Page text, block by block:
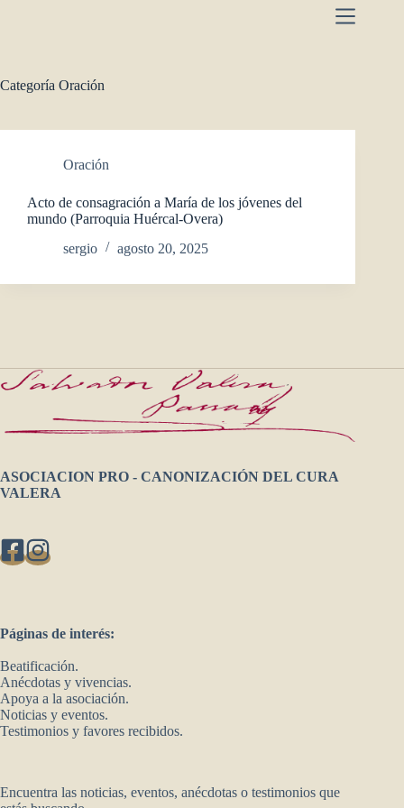
Categoría Oración
Oración
Acto de consagración a María de los jóvenes del
mundo (Parroquia Huércal-Overa)
sergio
agosto 20, 2025
ASOCIACION PRO - CANONIZACIÓN DEL CURA
VALERA
Páginas de interés:
Beatificación.
Anécdotas y vivencias.
Apoya a la asociación.
Noticias y eventos.
Testimonios y favores recibidos.
Encuentra las noticias, eventos, anécdotas o testimonios que